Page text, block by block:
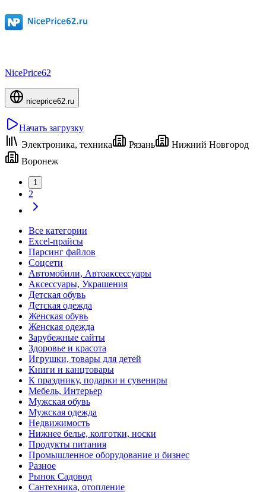
NicePrice62
niceprice62.ru
Начать загрузку
Электроника, техника
Рязань
Нижний Новгород
Воронеж
1
2
Все категории
Excel-прайсы
Парсинг файлов
Соцсети
Автомобили, Автоаксессуары
Аксессуары, Украшения
Детская обувь
Детская одежда
Женская обувь
Женская одежда
Зарубежные сайты
Здоровье и красота
Игрушки, товары для детей
Книги и канцтовары
К празднику, подарки и сувениры
Мебель, Интерьер
Мужская обувь
Мужская одежда
Недвижимость
Нижнее белье, колготки, носки
Продукты питания
Промышленное оборудование и бизнес
Разное
Рынок Садовод
Сантехника, отопление